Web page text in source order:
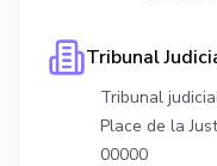
Tribunal
Tribunal
Place de la
00000